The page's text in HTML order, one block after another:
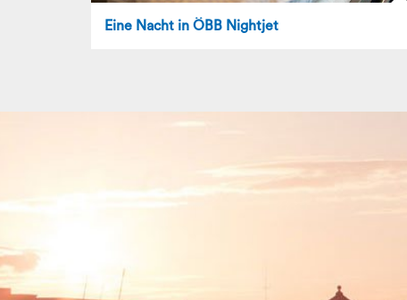
Eine Nacht in ÖBB Nightjet